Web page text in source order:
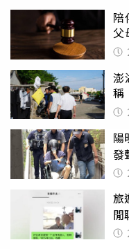
陪
父
澎
稱
活
陽
發
旅
閒